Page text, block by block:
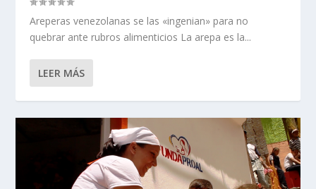
Areperas venezolanas se las «ingenian» para no
quebrar ante rubros alimenticios La arepa es la...
LEER MÁS